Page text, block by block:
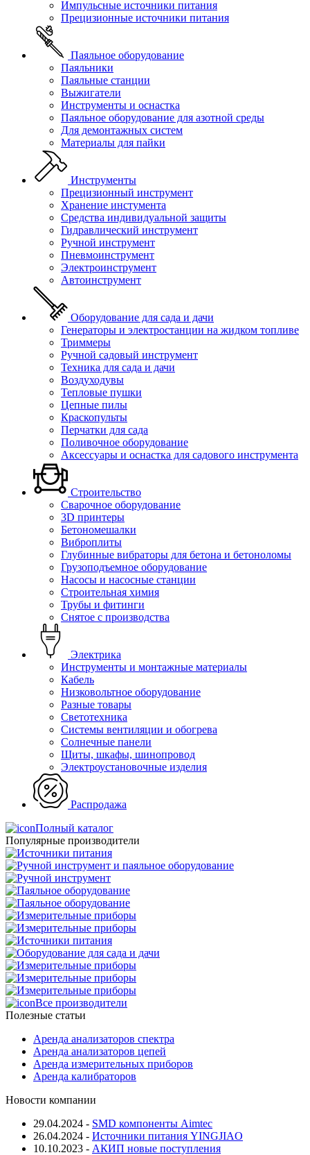
Импульсные источники питания
Прецизионные источники питания
Паяльное оборудование
Паяльники
Паяльные станции
Выжигатели
Инструменты и оснастка
Паяльное оборудование для азотной среды
Для демонтажных систем
Материалы для пайки
Инструменты
Прецизионный инструмент
Хранение инстумента
Средства индивидуальной защиты
Гидравлический инструмент
Ручной инструмент
Пневмоинструмент
Электроинструмент
Автоинструмент
Оборудование для сада и дачи
Генераторы и электростанции на жидком топливе
Триммеры
Ручной садовый инструмент
Техника для сада и дачи
Воздуходувы
Тепловые пушки
Цепные пилы
Краскопульты
Перчатки для сада
Поливочное оборудование
Аксессуары и оснастка для садового инструмента
Строительство
Сварочное оборудование
3D принтеры
Бетономешалки
Виброплиты
Глубинные вибраторы для бетона и бетоноломы
Грузоподъемное оборудование
Насосы и насосные станции
Строительная химия
Трубы и фитинги
Снятое с производства
Электрика
Инструменты и монтажные материалы
Кабель
Низковольтное оборудование
Разные товары
Светотехника
Системы вентиляции и обогрева
Солнечные панели
Щиты, шкафы, шинопровод
Электроустановочные изделия
Распродажа
Полный каталог
Популярные производители
Все производители
Полезные статьи
Аренда анализаторов спектра
Аренда анализаторов цепей
Аренда измерительных приборов
Аренда калибраторов
Новости компании
29.04.2024 - SMD компоненты Aimtec
26.04.2024 - Источники питания YINGJIAO
10.10.2023 - АКИП новые поступления